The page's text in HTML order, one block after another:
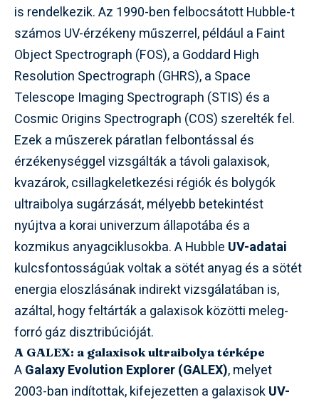
is rendelkezik. Az 1990-ben felbocsátott Hubble-t
számos UV-érzékeny műszerrel, például a Faint
Object Spectrograph (FOS), a Goddard High
Resolution Spectrograph (GHRS), a Space
Telescope Imaging Spectrograph (STIS) és a
Cosmic Origins Spectrograph (COS) szerelték fel.
Ezek a műszerek páratlan felbontással és
érzékenységgel vizsgálták a távoli galaxisok,
kvazárok, csillagkeletkezési régiók és bolygók
ultraibolya sugárzását, mélyebb betekintést
nyújtva a korai univerzum állapotába és a
kozmikus anyagciklusokba. A Hubble UV-adatai
kulcsfontosságúak voltak a sötét anyag és a sötét
energia eloszlásának indirekt vizsgálatában is,
azáltal, hogy feltárták a galaxisok közötti meleg-
forró gáz disztribúcióját.
A GALEX: a galaxisok ultraibolya térképe
AGalaxy Evolution Explorer (GALEX), melyet
2003-ban indítottak, kifejezetten a galaxisokUV-